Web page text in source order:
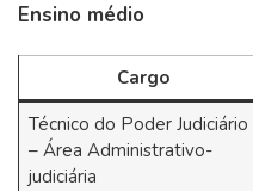
Ensino médio
Cargo
Técnico do Poder Judiciário
– Área Administrativo-
judiciária